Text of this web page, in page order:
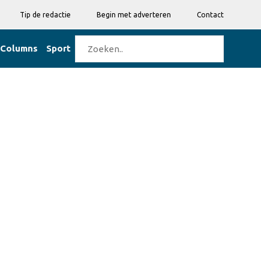
Tip de redactie Begin met adverteren Contact
Columns Sport